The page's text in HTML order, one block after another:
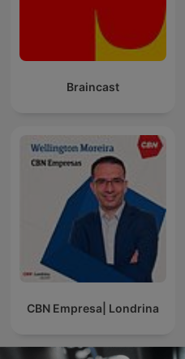
Braincast
CBN Empresa| Londrina